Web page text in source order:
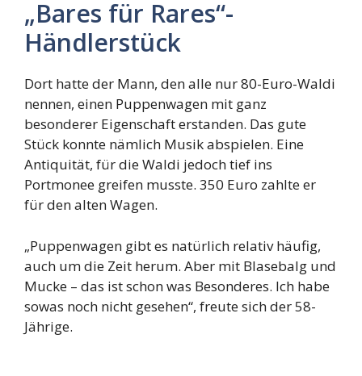
„Bares für Rares“-
Händlerstück
Dort hatte der Mann, den alle nur 80-Euro-Waldi
nennen, einen Puppenwagen mit ganz
besonderer Eigenschaft erstanden. Das gute
Stück konnte nämlich Musik abspielen. Eine
Antiquität, für die Waldi jedoch tief ins
Portmonee greifen musste. 350 Euro zahlte er
für den alten Wagen.
„Puppenwagen gibt es natürlich relativ häufig,
auch um die Zeit herum. Aber mit Blasebalg und
Mucke – das ist schon was Besonderes. Ich habe
sowas noch nicht gesehen“, freute sich der 58-
Jährige.